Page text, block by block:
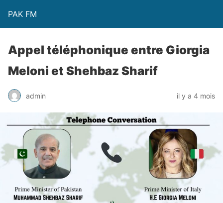
PAK FM
Appel téléphonique entre Giorgia
Meloni et Shehbaz Sharif
admin il y a 4 mois